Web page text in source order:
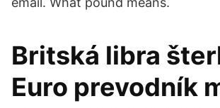
Britská libra
Euro prevodník